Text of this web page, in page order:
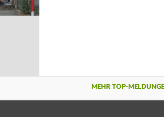
MEHR TOP-